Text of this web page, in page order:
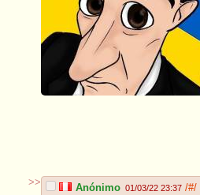
>> Anónimo 01/03/22 23:37 /#/